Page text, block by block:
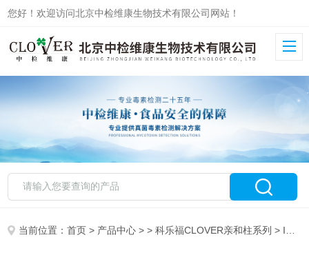
您好！欢迎访问北京中检维康生物技术有限公司网站！
当前位置：首页 > 产品中心 > >科乐福CLOVER亲和柱系列 > IAC702CCLOVER双酚 A、F、S 三合一免疫亲和柱